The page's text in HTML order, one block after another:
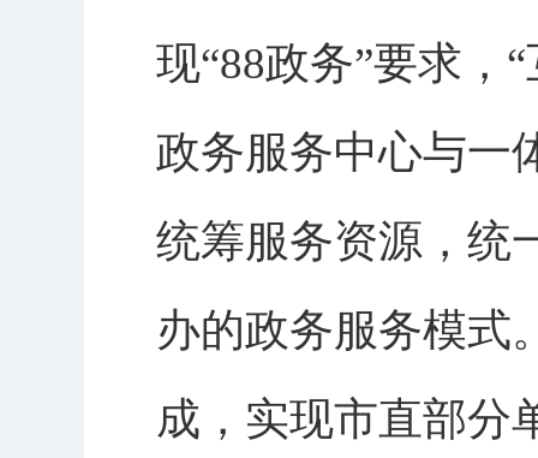
现“88政务”要求，
政务服务中心与一
统筹服务资源，统
办的政务服务模式
成，实现市直部分